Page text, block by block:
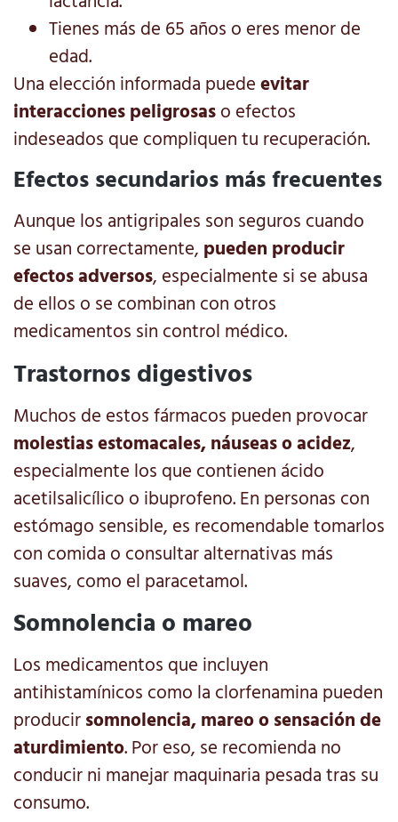
Tienes más de 65 años o eres menor de
edad.
Una elección informada puedeevitar
interacciones peligrosaso efectos
indeseados que compliquen tu recuperación.
Efectos secundarios más frecuentes
Aunque los antigripales son seguros cuando
se usan correctamente, pueden producir
efectos adversos, especialmente si se abusa
de ellos o se combinan con otros
medicamentos sin control médico.
Trastornos digestivos
Muchos de estos fármacos pueden provocar
molestias estomacales, náuseas o acidez,
especialmente los que contienen ácido
acetilsalicílico o ibuprofeno. En personas con
estómago sensible, es recomendable tomarlos
con comida o consultar alternativas más
suaves, como el paracetamol.
Somnolencia o mareo
Los medicamentos que incluyen
antihistamínicos como la clorfenamina pueden
producirsomnolencia, mareo o sensación de
aturdimiento. Por eso, se recomienda no
conducir ni manejar maquinaria pesada tras su
consumo.